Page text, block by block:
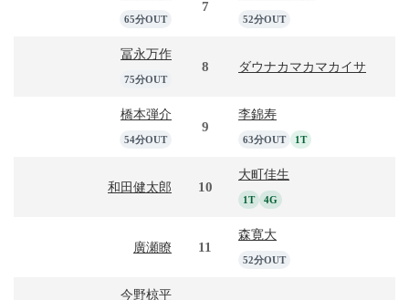
65分OUT
7
52分OUT
冨永万作
75分OUT
8 ダウナカマカマカイサ
橋本弾介
54分OUT
9
李錦寿
63分OUT 1T
和田健太郎 10
大町佳生
1T 4G
廣瀬瞭 11
森寛大
52分OUT
今野椋平